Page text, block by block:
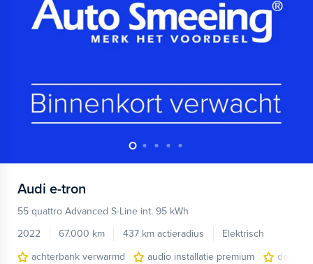
Audi e-tron
55 quattro Advanced S-Line int. 95 kWh
2022
67.000 km 437 km actieradius
Elektrisch
achterbank verwarmd
audio installatie premium